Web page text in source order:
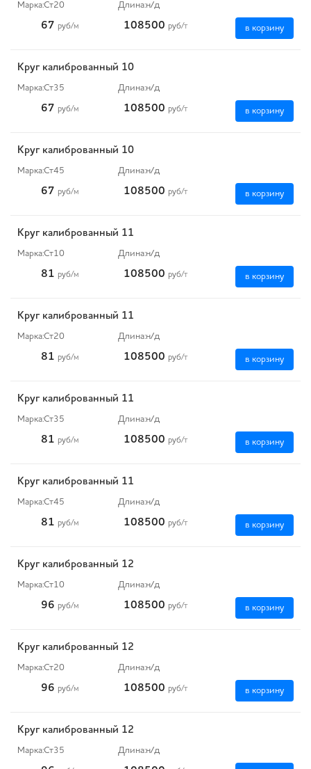
Марка:Ст20 Длина:н/д
67 руб/м 108500 руб/т в корзину
Круг калиброванный 10
Марка:Ст35 Длина:н/д
67 руб/м 108500 руб/т в корзину
Круг калиброванный 10
Марка:Ст45 Длина:н/д
67 руб/м 108500 руб/т в корзину
Круг калиброванный 11
Марка:Ст10 Длина:н/д
81 руб/м 108500 руб/т в корзину
Круг калиброванный 11
Марка:Ст20 Длина:н/д
81 руб/м 108500 руб/т в корзину
Круг калиброванный 11
Марка:Ст35 Длина:н/д
81 руб/м 108500 руб/т в корзину
Круг калиброванный 11
Марка:Ст45 Длина:н/д
81 руб/м 108500 руб/т в корзину
Круг калиброванный 12
Марка:Ст10 Длина:н/д
96 руб/м 108500 руб/т в корзину
Круг калиброванный 12
Марка:Ст20 Длина:н/д
96 руб/м 108500 руб/т в корзину
Круг калиброванный 12
Марка:Ст35 Длина:н/д